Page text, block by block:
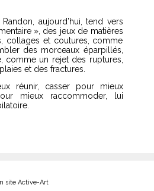
aujourd’hui, tend vers
», des jeux de matières
collages et coutures, comme
des morceaux éparpillés,
comme un rejet des ruptures,
et des fractures.
réunir, casser pour mieux
mieux raccommoder, lui
site Active-Art